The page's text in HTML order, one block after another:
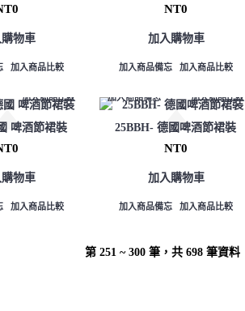
物車
加入商品比較
NT0
加入購物車
加入商品備忘 加入商品比較
加入商品比較
啤酒節裙裝
物車
加入商品比較
加入商品備忘 加入商品比較
25BBH- 德國啤酒節裙裝
NT0
加入購物車
加入商品備忘 加入商品比較
第 251 ~ 300 筆，共 698 筆資料